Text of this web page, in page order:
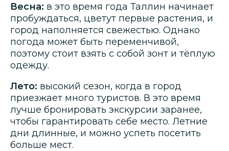
Весна: в это время года Таллин начинает
пробуждаться, цветут первые растения, и
город наполняется свежестью. Однако
погода может быть переменчивой,
поэтому стоит взять с собой зонт и тёплую
одежду.
Лето: высокий сезон, когда в город
приезжает много туристов. В это время
лучше бронировать экскурсии заранее,
чтобы гарантировать себе место. Летние
дни длинные, и можно успеть посетить
больше мест.